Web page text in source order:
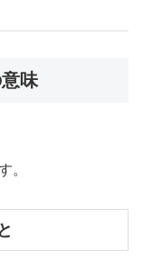
味
。